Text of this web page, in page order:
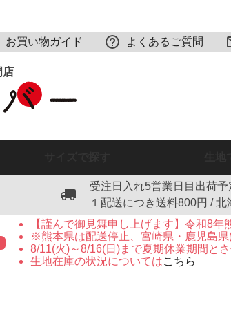
お買い物ガイド よくあるご質問
受注日入れ5営業日目出荷予
１配送につき送料800円 /
【謹んで御見舞申し上げます】令和8
※熊本県は配送停止、宮崎県・鹿児島
8/11(火)～8/16(日)まで夏期休業期間と
生地在庫の状況についてはこちら